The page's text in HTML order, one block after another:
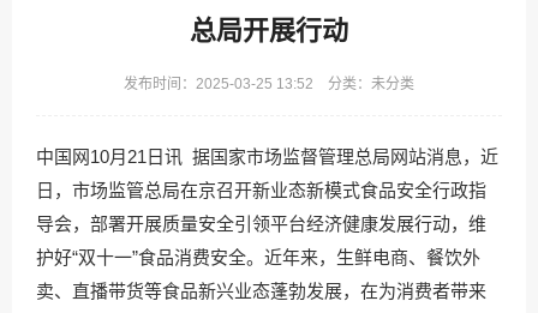
总局开展行动
发布时间：2025-03-25 13:52 分类：未分类
中国网10月21日讯 据国家市场监督管理总局网站消息，近
日，市场监管总局在京召开新业态新模式食品安全行政指
导会，部署开展质量安全引领平台经济健康发展行动，维
护好“双十一”食品消费安全。近年来，生鲜电商、餐饮外
卖、直播带货等食品新兴业态蓬勃发展，在为消费者带来